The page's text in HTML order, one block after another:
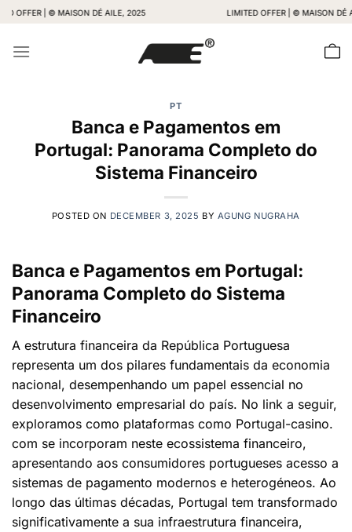
Skip
content
| © MAISON DÉ AILE, 2025 LIMITED OFFER | © MAISON DÉ AILE,
PT
Banca e Pagamentos em
Portugal: Panorama Completo do
Sistema Financeiro
POSTED ON DECEMBER 3, 2025 BY AGUNG NUGRAHA
Banca e Pagamentos em Portugal:
Panorama Completo do Sistema
Financeiro
A estrutura financeira da República Portuguesa
representa um dos pilares fundamentais da economia
nacional, desempenhando um papel essencial no
desenvolvimento empresarial do país. No link a seguir,
exploramos como plataformas como Portugal-casino.
com se incorporam neste ecossistema financeiro,
apresentando aos consumidores portugueses acesso a
sistemas de pagamento modernos e heterogéneos. Ao
longo das últimas décadas, Portugal tem transformado
significativamente a sua infraestrutura financeira,